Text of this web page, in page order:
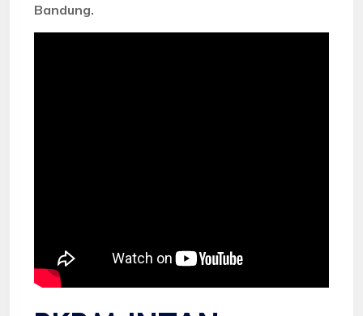
Bandung.